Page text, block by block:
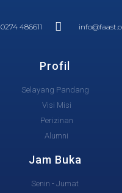
0274 486611
Profil
Selayang Pandang
Visi Misi
Perizinan
Alumni
Jam Buka
Senin - Jumat